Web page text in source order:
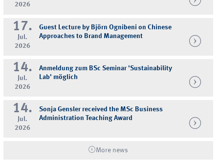
2026
17.
Jul.
2026
Guest Lecture by Björn Ognibeni on Chinese
Approaches to Brand Management
14.
Jul.
2026
Anmeldung zum BSc Seminar 'Sustainability
Lab' möglich
14.
Jul.
2026
Sonja Gensler received the MSc Business
Administration Teaching Award
More news